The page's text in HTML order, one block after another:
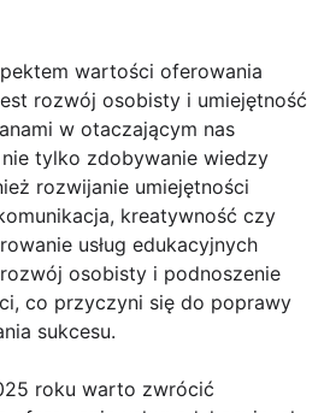
wartości oferowania
rozwój osobisty i umiejętność
w otaczającym nas
tylko zdobywanie wiedzy
rozwijanie umiejętności
kreatywność czy
usług edukacyjnych
osobisty i podnoszenie
co przyczyni się do poprawy
sukcesu.
roku warto zwrócić